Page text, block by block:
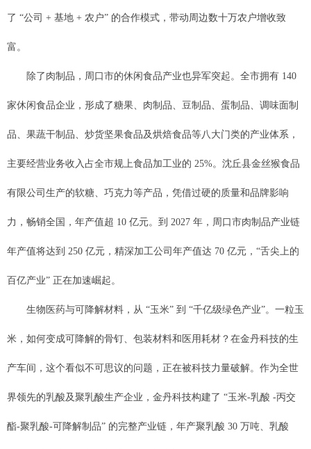
了 “公司 + 基地 + 农户” 的合作模式，带动周边数十万农户增收致
富。
除了肉制品，周口市的休闲食品产业也异军突起。全市拥有 140
家休闲食品企业，形成了糖果、肉制品、豆制品、蛋制品、调味面制
品、果蔬干制品、炒货坚果食品及烘焙食品等八大门类的产业体系，
主要经营业务收入占全市规上食品加工业的 25%。沈丘县金丝猴食品
有限公司生产的软糖、巧克力等产品，凭借过硬的质量和品牌影响
力，畅销全国，年产值超 10 亿元。到 2027 年，周口市肉制品产业链
年产值将达到 250 亿元，精深加工公司年产值达 70 亿元，“舌尖上的
百亿产业” 正在加速崛起。
生物医药与可降解材料，从 “玉米” 到 “千亿级绿色产业”。一粒玉
米，如何变成可降解的骨钉、包装材料和医用耗材？在金丹科技的生
产车间，这个看似不可思议的问题，正在被科技力量破解。作为全世
界领先的乳酸及聚乳酸生产企业，金丹科技构建了 “玉米-乳酸 -丙交
酯-聚乳酸-可降解制品” 的完整产业链，年产聚乳酸 30 万吨、乳酸